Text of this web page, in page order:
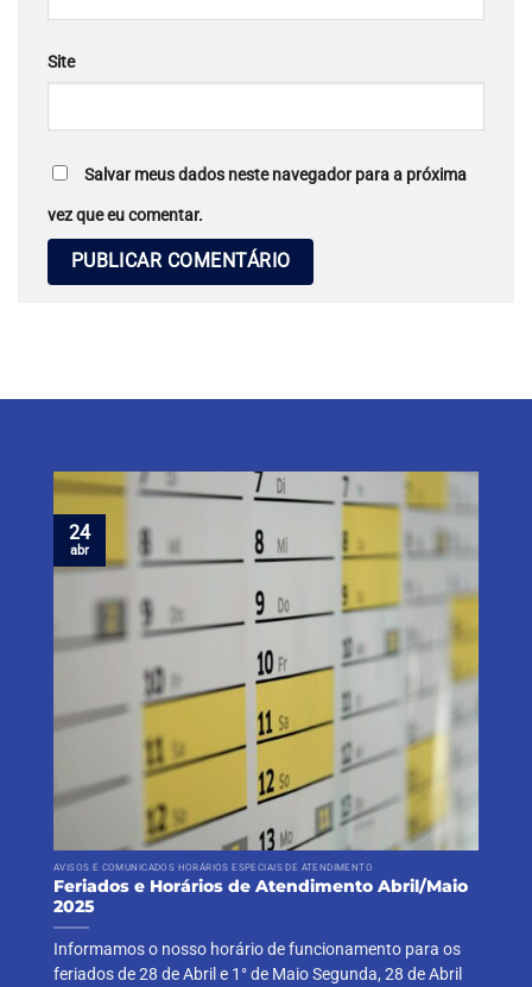
Site
Salvar meus dados neste navegador para a próxima
vez que eu comentar.
AVISOS E COMUNICADOS HORÁRIOS ESPECIAIS DE ATENDIMENTO
Feriados e Horários de Atendimento Abril/Maio
2025
Informamos o nosso horário de funcionamento para os
feriados de 28 de Abril e 1° de Maio Segunda, 28 de Abril
24
abr